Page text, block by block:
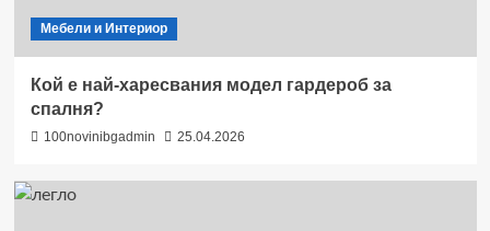
Мебели и Интериор
Кой е най-харесвания модел гардероб за
спалня?
100novinibgadmin 25.04.2026